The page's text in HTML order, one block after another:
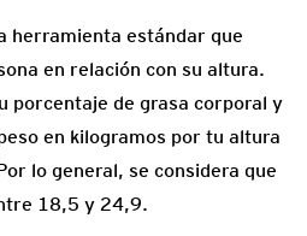
herramienta estándar que
en relación con su altura.
porcentaje de grasa corporal y
en kilogramos por tu altura
lo general, se considera que
18,5 y 24,9.